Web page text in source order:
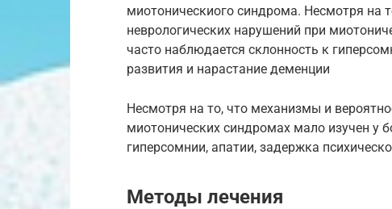
миотоническиого синдрома. Несмотря на
неврологических нарушений при
часто наблюдается склонность к
развития и нарастание деменции
Несмотря на то, что механизмы и
миотонических синдромах мало изучен у
гиперсомнии, апатии, задержка
Методы лечения